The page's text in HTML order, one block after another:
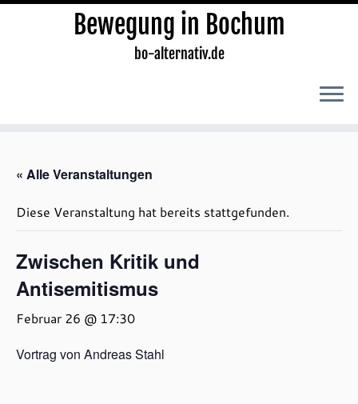
springen
Bewegung in Bochum
bo-alternativ.de
« Alle Veranstaltungen
Diese Veranstaltung hat bereits stattgefunden.
Zwischen Kritik und
Antisemitismus
Februar 26 @ 17:30
Vortrag von Andreas Stahl